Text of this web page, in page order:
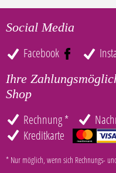
Social Media
Facebook
Ihre
Shop
Rechnung *
Kreditkarte
* Nur möglich, wenn sich Rechnungs-